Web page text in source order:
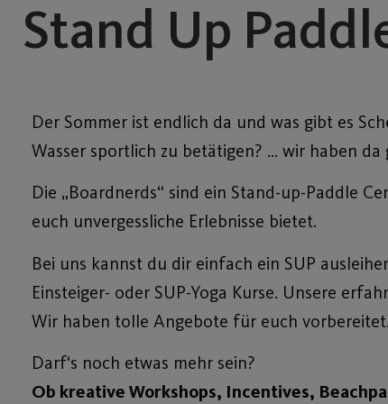
Stand Up
Der Sommer ist endlich da und was gibt es
Wasser sportlich zu betätigen? … wir haben
Die „Boardnerds“ sind ein Stand-up-Paddle
euch unvergessliche Erlebnisse bietet.
Bei uns kannst du dir einfach ein SUP
Einsteiger- oder SUP-Yoga Kurse. Unsere
Wir haben tolle Angebote für euch
Darf‘s noch etwas mehr sein?
Ob kreative Workshops, Incentives,